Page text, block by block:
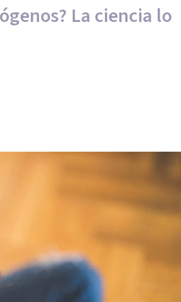
La ciencia lo